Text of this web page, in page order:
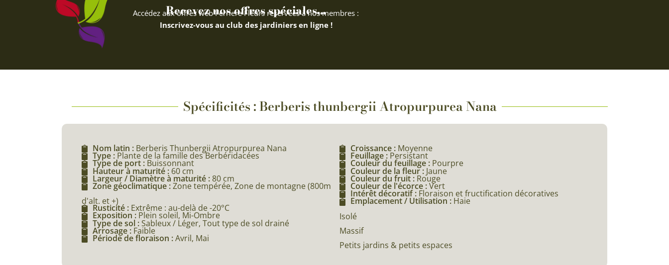
Recevez nos offres spéciales...
Accédez aux offres web Ferriere Fleurs réservées à nos membres :
Inscrivez-vous au club des jardiniers en ligne !
Spécificités : Berberis thunbergii Atropurpurea Nana
Nom latin : Berberis Thunbergii Atropurpurea Nana
Type : Plante de la famille des Berbéridacées
Type de port : Buissonnant
Hauteur à maturité : 60 cm
Largeur / Diamètre à maturité :80 cm
Zone géoclimatique :Zone tempérée, Zone de montagne (800m
d'alt. et +)
Rusticité : Extrême : au-delà de -20°C
Exposition : Plein soleil, Mi-Ombre
Type de sol :Sableux / Léger, Tout type de sol drainé
Arrosage : Faible
Période de floraison :Avril, Mai
Croissance : Moyenne
Feuillage : Persistant
Couleur du feuillage : Pourpre
Couleur de la fleur : Jaune
Couleur du fruit : Rouge
Couleur de l'écorce :Vert
Intérêt décoratif : Floraison et fructification décoratives
Emplacement / Utilisation : Haie
Isolé
Massif
Petits jardins & petits espaces